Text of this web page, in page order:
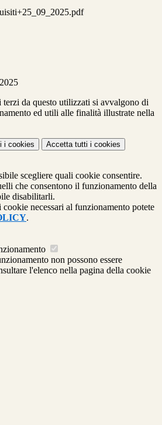
da questo utilizzati si avvalgono di
ed utili alle finalità illustrate nella
i cookies Accetta tutti i cookies
scegliere quali cookie consentire.
che consentono il funzionamento della
disabilitarli.
necessari al funzionamento potete
.
non possono essere
l'elenco nella pagina della cookie